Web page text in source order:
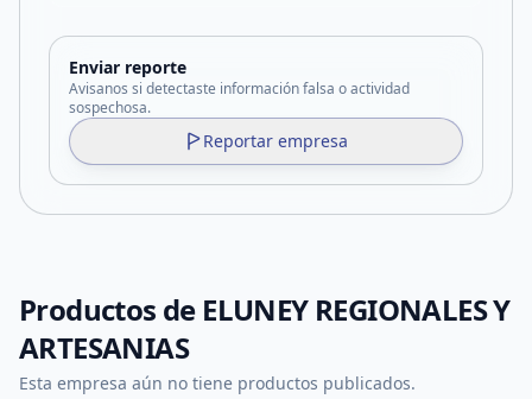
Enviar reporte
Avisanos si detectaste información falsa o actividad
sospechosa.
Reportar empresa
Productos de ELUNEY REGIONALES Y
ARTESANIAS
Esta empresa aún no tiene productos publicados.